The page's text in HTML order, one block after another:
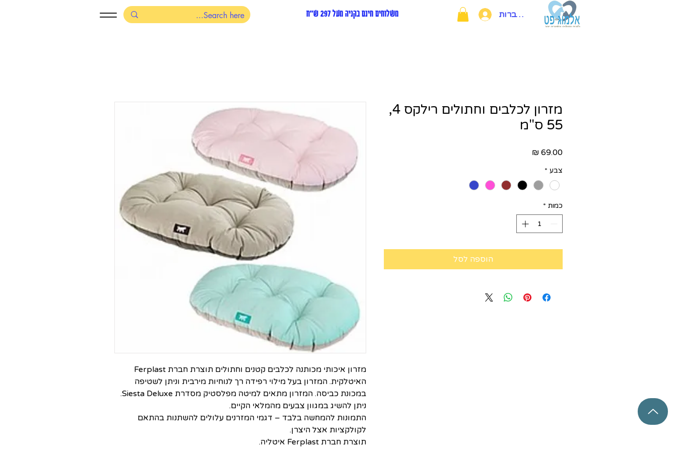
משלוחים חינם בקניה מעל 297 ש"ח להתחברות
מזרון איכותי מכותנה לכלבים קטנים וחתולים תוצרת חברת Ferplast
האיטלקית. המזרון בעל מילוי רפידה רך לנוחיות מירבית וניתן לשטיפה
במכונת כביסה. המזרון מתאים למיטה מפלסטיק מסדרת Siesta Deluxe.
ניתן להשיג במגוון צבעים מהמלאי הקיים.
התמונות להמחשה בלבד – דגמי המזרנים עלולים להשתנות בהתאם
לקולקציות אצל היצרן.
תוצרת חברת Ferplast איטליה.
מזרון לכלבים וחתולים רילקס 4,
55 ס"מ
צבע *
כמות *
הוספה לסל